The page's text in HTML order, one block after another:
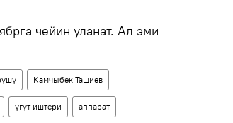
чейин уланат. Ал эми
Камчыбек Ташиев
үгүт иштери аппарат